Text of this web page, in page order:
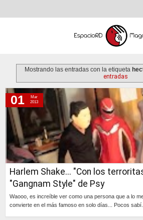
Mostrando las entradas con la etiqueta
entradas
viernes, 1 de marzo de 2013
Harlem Shake... "Con los
"Gangnam Style" de Psy
Waooo, es increíble ver como una persona que a lo
convierte en el más famoso en solo días... Pocos sabí...
01
Mar
2013